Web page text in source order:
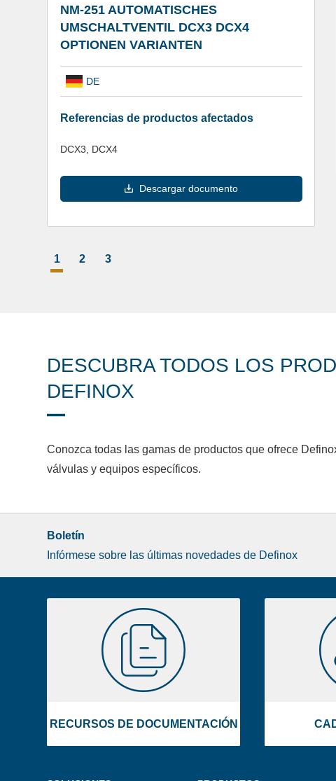
NM-251 AUTOMATISCHES
UMSCHALTVENTIL DCX3 DCX4
OPTIONEN VARIANTEN
DE
Referencias de productos afectados
DCX3, DCX4
Descargar documento
1 2 3
DESCUBRA TODOS LOS
DEFINOX
Conozca todas las gamas de productos que ofrece
válvulas y equipos específicos.
Boletín
Infórmese sobre las últimas novedades de Definox
RECURSOS DE DOCUMENTACIÓN
RECURSOS
DE
DOCUMENTACIÓN
3D
2D